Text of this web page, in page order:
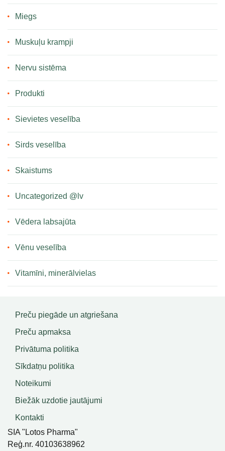
Miegs
Muskuļu krampji
Nervu sistēma
Produkti
Sievietes veselība
Sirds veselība
Skaistums
Uncategorized @lv
Vēdera labsajūta
Vēnu veselība
Vitamīni, minerālvielas
Preču piegāde un atgriešana
Preču apmaksa
Privātuma politika
Sīkdatņu politika
Noteikumi
Biežāk uzdotie jautājumi
Kontakti
SIA "Lotos Pharma"
Reģ.nr. 40103638962